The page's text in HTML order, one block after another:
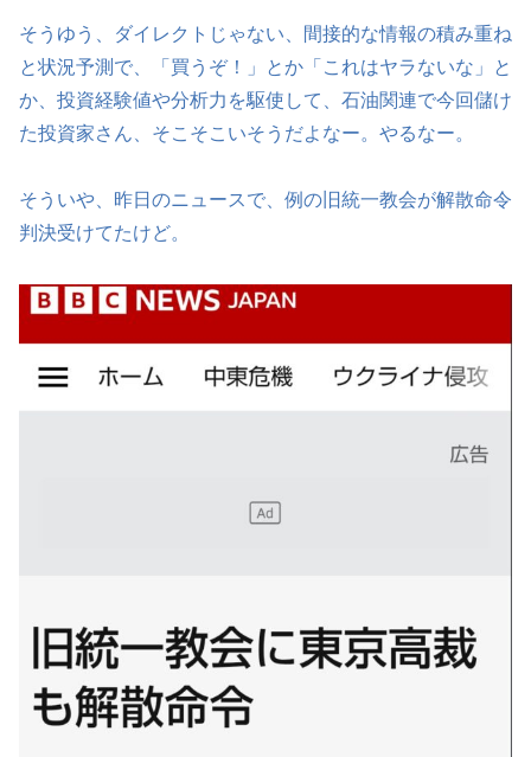
そうゆう、ダイレクトじゃない、間接的な情報の積み重ね
と状況予測で、「買うぞ！」とか「これはヤラないな」と
か、投資経験値や分析力を駆使して、石油関連で今回儲け
た投資家さん、そこそこいそうだよなー。やるなー。
そういや、昨日のニュースで、例の旧統一教会が解散命令
判決受けてたけど。